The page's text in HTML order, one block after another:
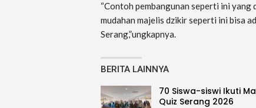
“Contoh pembangunan seperti ini yang
mudahan majelis dzikir seperti ini bisa
Serang,”ungkapnya.
BERITA LAINNYA
70 Siswa-siswi Ikuti
Quiz Serang 2026